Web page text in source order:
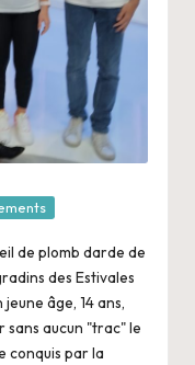
de plomb darde de
des Estivales
âge, 14 ans,
aucun "trac" le
conquis par la